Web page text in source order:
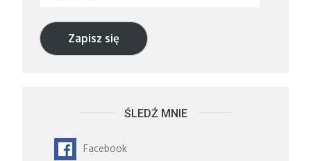
mail
Zapisz się
ŚLEDŹ MNIE
Facebook